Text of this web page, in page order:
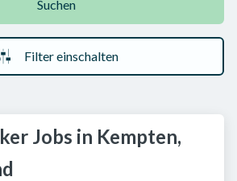
Suchen
Filter einschalten
Jobs in Kempten,